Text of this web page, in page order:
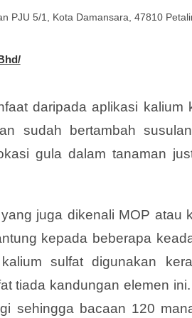
PJU 5/1, Kota Damansara, 47810
daripada aplikasi kalium
sudah bertambah
gula dalam tanaman
juga dikenali MOP atau
kepada beberapa
sulfat digunakan
tiada kandungan elemen
sehingga bacaan 120